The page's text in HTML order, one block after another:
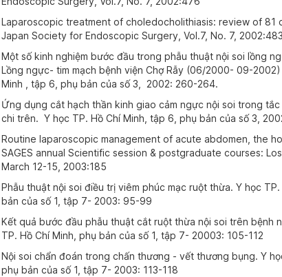
Laparoscopic treatment of choledocholithiasis: review of 81
Japan Society for Endoscopic Surgery, Vol.7, No. 7, 2002:483
Một số kinh nghiệm bước đầu trong phẫu thuật nội soi lồng
Lồng ngực- tim mạch bệnh viện Chợ Rẫy (06/2000- 09-2002)
Minh , tập 6, phụ bản của số 3, 2002: 260-264.
Ứng dụng cắt hạch thần kinh giao cảm ngực nội soi trong tắc
chi trên. Y học TP. Hồ Chí Minh, tập 6, phụ bản của số 3,
Routine laparoscopic management of acute abdomen, the
SAGES annual Scientific session & postgraduate courses:
March 12-15, 2003:185
Phẫu thuật nội soi điều trị viêm phúc mạc ruột thừa. Y học TP.
bản của số 1, tập 7- 2003: 95-99
Kết quả bước đầu phẫu thuật cắt ruột thừa nội soi trên bệnh
TP. Hồ Chí Minh, phụ bản của số 1, tập 7- 20003: 105-112
Nội soi chẩn đoán trong chấn thương - vết thương bụng. Y
phụ bản của số 1, tập 7- 2003: 113-118